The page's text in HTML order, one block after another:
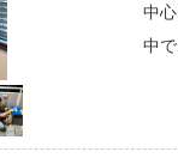
中
中